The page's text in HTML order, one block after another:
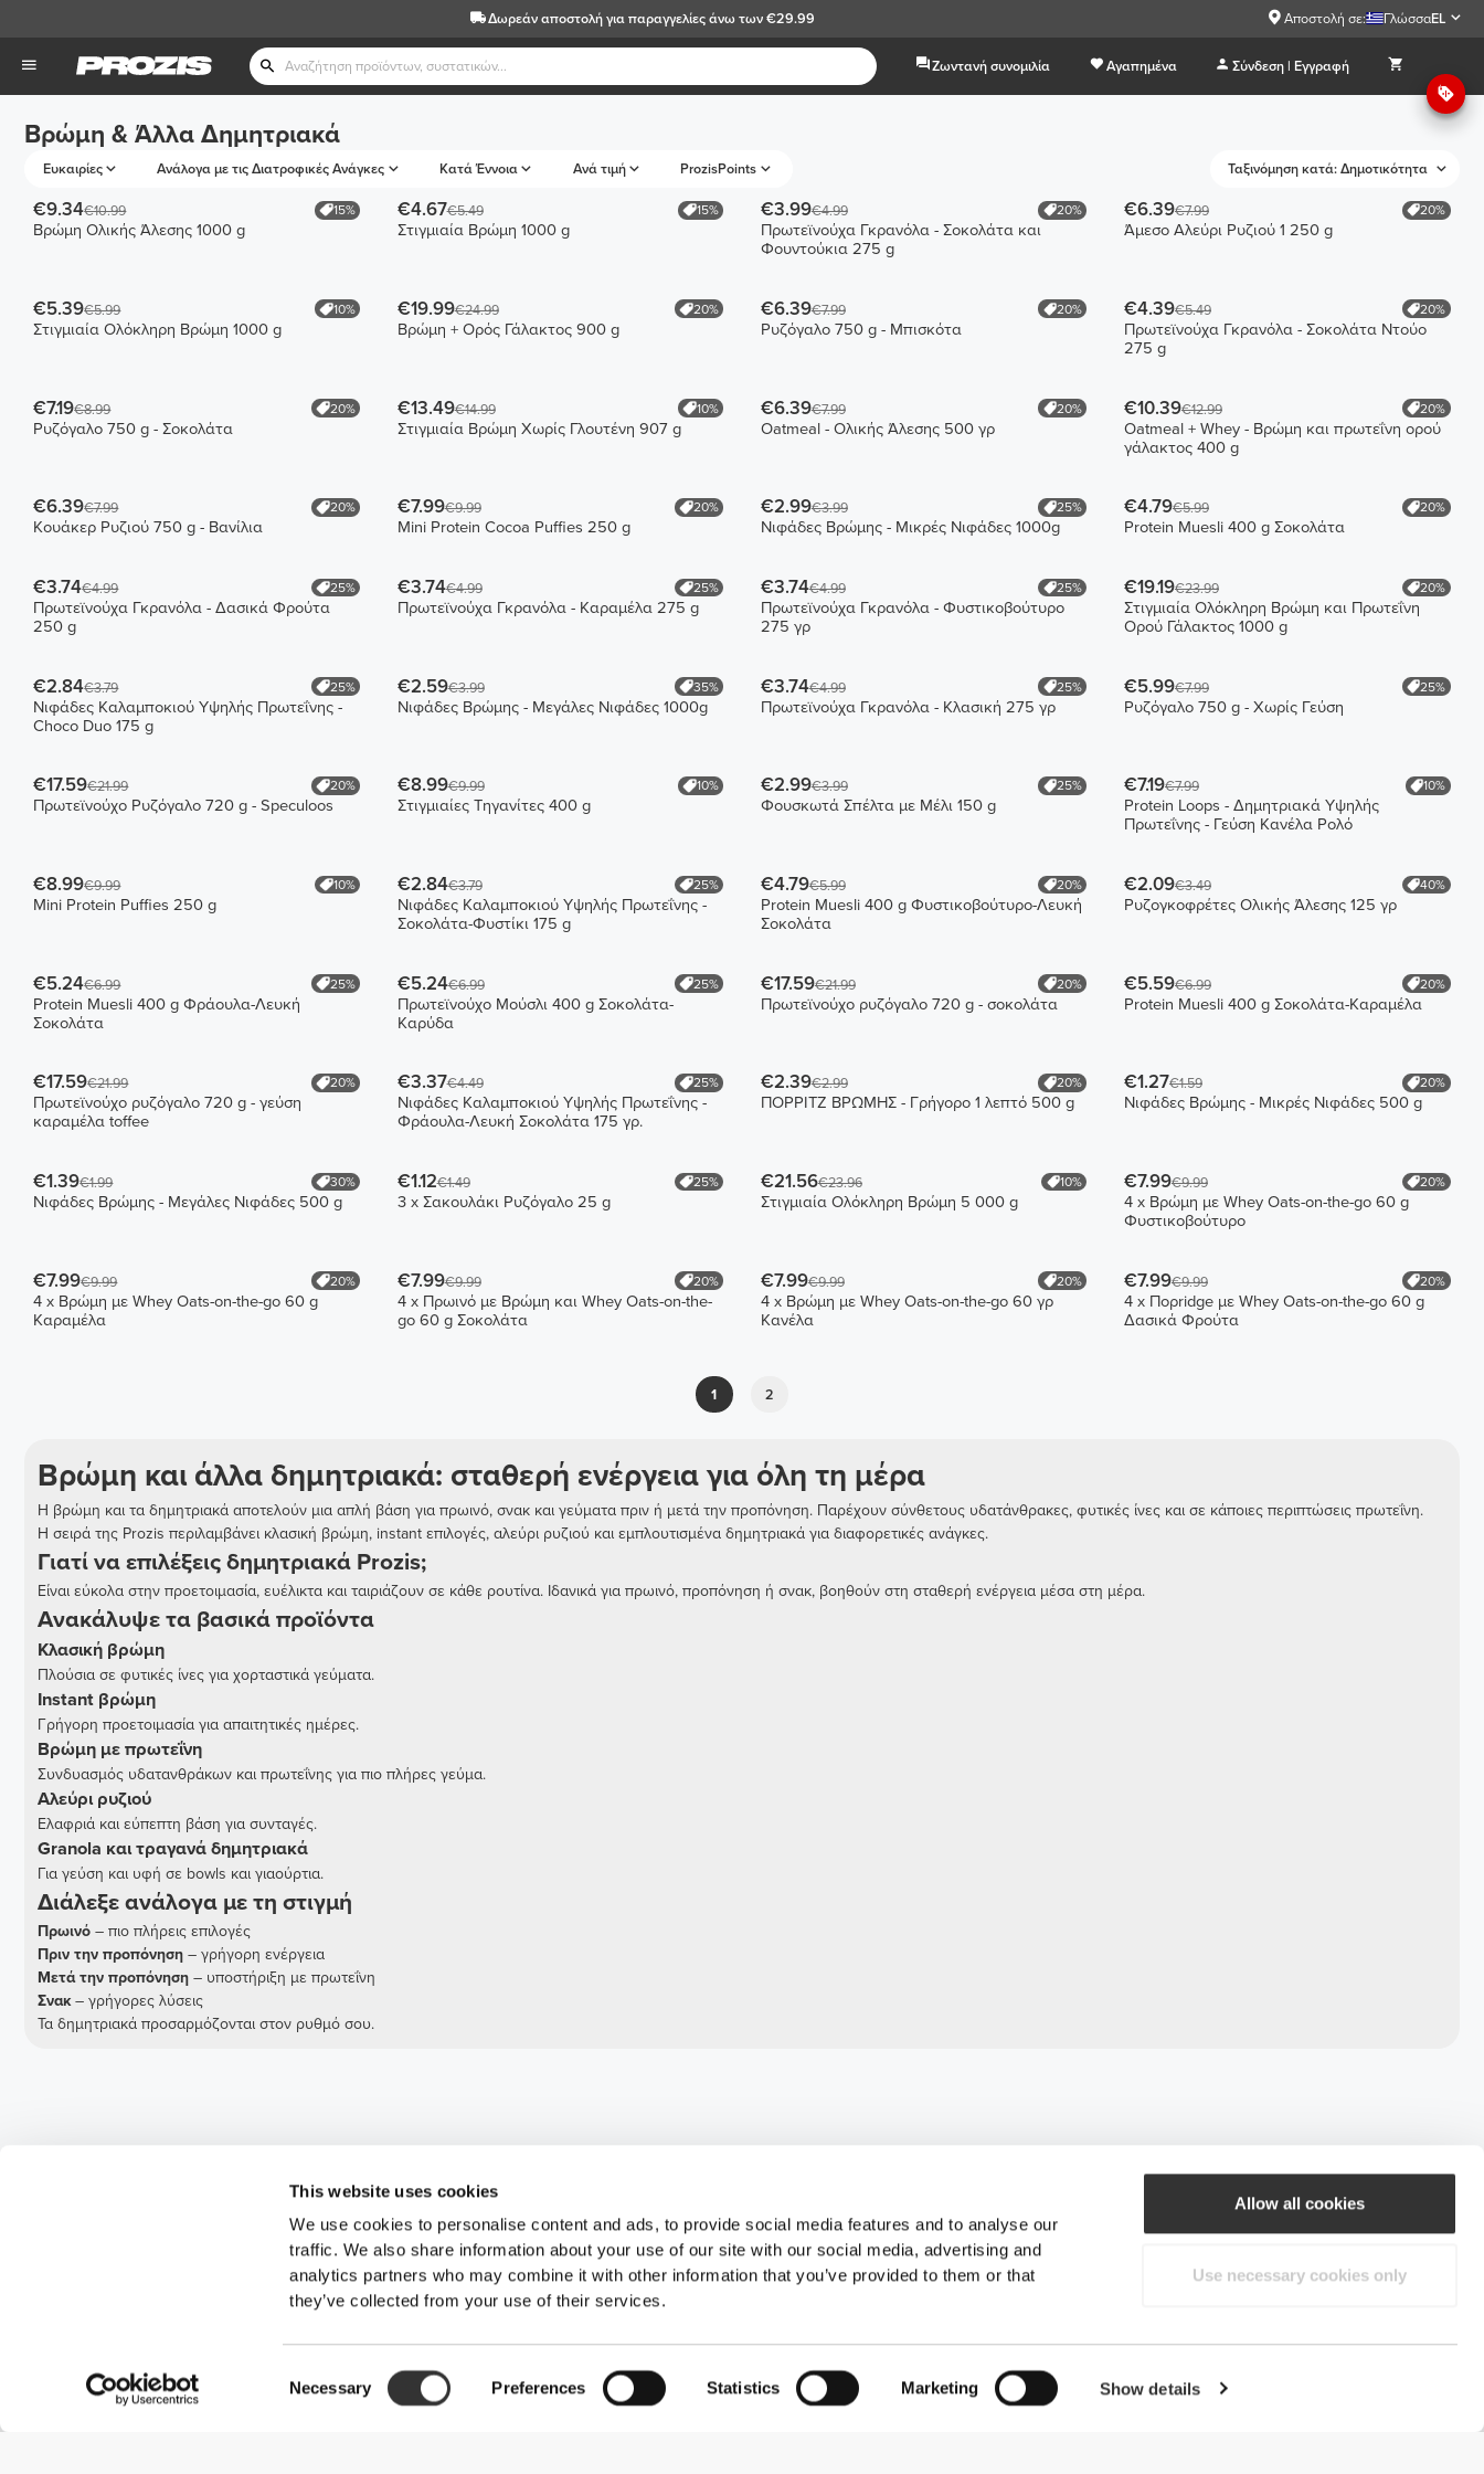
This website uses cookies
We use cookies to personalise content and ads, to provide social media features and to analyse our
traffic. We also share information about your use of our site with our social media, advertising and
analytics partners who may combine it with other information that you’ve provided to them or that
they’ve collected from your use of their services.
Selection
Necessary Preferences Statistics Marketing Show details
Allow all cookies
Use necessary cookies only
Δωρεάν αποστολήγια παραγγελίες άνω των €29.99 Αποστολή σε: ΓλώσσαEL
Ζωντανή συνομιλία Αγαπημένα Σύνδεση | Εγγραφή
Βρώμη & Άλλα Δημητριακά
Ευκαιρίες Ανάλογα με τις Διατροφικές Ανάγκες Κατά Έννοια Ανά τιμή ProzisPoints Ταξινόμηση κατά: Δημοτικότητα
€9.34€10.99 15%
Βρώμη Ολικής Άλεσης 1000 g
€4.67€5.49 15%
Στιγμιαία Βρώμη 1000 g
€3.99€4.99 20%
Πρωτεϊνούχα Γκρανόλα - Σοκολάτα και
Φουντούκια 275 g
€6.39€7.99 20%
Άμεσο Αλεύρι Ρυζιού 1 250 g
€5.39€5.99 10%
Στιγμιαία Ολόκληρη Βρώμη 1000 g
€19.99€24.99 20%
Βρώμη + Ορός Γάλακτος 900 g
€6.39€7.99 20%
Ρυζόγαλο 750 g - Μπισκότα
€4.39€5.49 20%
Πρωτεϊνούχα Γκρανόλα - Σοκολάτα Ντούο
275 g
€7.19€8.99 20%
Ρυζόγαλο 750 g - Σοκολάτα
€13.49€14.99 10%
Στιγμιαία Βρώμη Χωρίς Γλουτένη 907 g
€6.39€7.99 20%
Oatmeal - Ολικής Άλεσης 500 γρ
€10.39€12.99 20%
Oatmeal + Whey - Βρώμη και πρωτεΐνη ορού
γάλακτος 400 g
€6.39€7.99 20%
Κουάκερ Ρυζιού 750 g - Βανίλια
€7.99€9.99 20%
Mini Protein Cocoa Puffies 250 g
€2.99€3.99 25%
Νιφάδες Βρώμης - Μικρές Νιφάδες 1000g
€4.79€5.99 20%
Protein Muesli 400 g Σοκολάτα
€3.74€4.99 25%
Πρωτεϊνούχα Γκρανόλα - Δασικά Φρούτα
250 g
€3.74€4.99 25%
Πρωτεϊνούχα Γκρανόλα - Καραμέλα 275 g
€3.74€4.99 25%
Πρωτεϊνούχα Γκρανόλα - Φυστικοβούτυρο
275 γρ
€19.19€23.99 20%
Στιγμιαία Ολόκληρη Βρώμη και Πρωτεΐνη
Ορού Γάλακτος 1000 g
€2.84€3.79 25%
Νιφάδες Καλαμποκιού Υψηλής Πρωτεΐνης -
Choco Duo 175 g
€2.59€3.99 35%
Νιφάδες Βρώμης - Μεγάλες Νιφάδες 1000g
€3.74€4.99 25%
Πρωτεϊνούχα Γκρανόλα - Κλασική 275 γρ
€5.99€7.99 25%
Ρυζόγαλο 750 g - Χωρίς Γεύση
€17.59€21.99 20%
Πρωτεϊνούχο Ρυζόγαλο 720 g - Speculoos
€8.99€9.99 10%
Στιγμιαίες Τηγανίτες 400 g
€2.99€3.99 25%
Φουσκωτά Σπέλτα με Μέλι 150 g
€7.19€7.99 10%
Protein Loops - Δημητριακά Υψηλής
Πρωτεΐνης - Γεύση Κανέλα Ρολό
€8.99€9.99 10%
Mini Protein Puffies 250 g
€2.84€3.79 25%
Νιφάδες Καλαμποκιού Υψηλής Πρωτεΐνης -
Σοκολάτα-Φυστίκι 175 g
€4.79€5.99 20%
Protein Muesli 400 g Φυστικοβούτυρο-Λευκή
Σοκολάτα
€2.09€3.49 40%
Ρυζογκοφρέτες Ολικής Άλεσης 125 γρ
€5.24€6.99 25%
Protein Muesli 400 g Φράουλα-Λευκή
Σοκολάτα
€5.24€6.99 25%
Πρωτεϊνούχο Μούσλι 400 g Σοκολάτα-
Καρύδα
€17.59€21.99 20%
Πρωτεϊνούχο ρυζόγαλο 720 g - σοκολάτα
€5.59€6.99 20%
Protein Muesli 400 g Σοκολάτα-Καραμέλα
€17.59€21.99 20%
Πρωτεϊνούχο ρυζόγαλο 720 g - γεύση
καραμέλα toffee
€3.37€4.49 25%
Νιφάδες Καλαμποκιού Υψηλής Πρωτεΐνης -
Φράουλα-Λευκή Σοκολάτα 175 γρ.
€2.39€2.99 20%
ΠΟΡΡΙΤΖ ΒΡΩΜΗΣ - Γρήγορο 1 λεπτό 500 g
€1.27€1.59 20%
Νιφάδες Βρώμης - Μικρές Νιφάδες 500 g
€1.39€1.99 30%
Νιφάδες Βρώμης - Μεγάλες Νιφάδες 500 g
€1.12€1.49 25%
3 x Σακουλάκι Ρυζόγαλο 25 g
€21.56€23.96 10%
Στιγμιαία Ολόκληρη Βρώμη 5 000 g
€7.99€9.99 20%
4 x Βρώμη με Whey Oats-on-the-go 60 g
Φυστικοβούτυρο
€7.99€9.99 20%
4 x Βρώμη με Whey Oats-on-the-go 60 g
Καραμέλα
€7.99€9.99 20%
4 x Πρωινό με Βρώμη και Whey Oats-on-the-
go 60 g Σοκολάτα
€7.99€9.99 20%
4 x Βρώμη με Whey Oats-on-the-go 60 γρ
Κανέλα
€7.99€9.99 20%
4 x Πορridge με Whey Oats-on-the-go 60 g
Δασικά Φρούτα
1 2
Βρώμη και άλλα δημητριακά: σταθερή ενέργεια για όλη τη μέρα
Η βρώμη και τα δημητριακά αποτελούν μια απλή βάση για πρωινό, σνακ και γεύματα πριν ή μετά την προπόνηση. Παρέχουν σύνθετους υδατάνθρακες, φυτικές ίνες και σε κάποιες περιπτώσεις πρωτεΐνη.
Η σειρά της Prozis περιλαμβάνει κλασική βρώμη, instant επιλογές, αλεύρι ρυζιού και εμπλουτισμένα δημητριακά για διαφορετικές ανάγκες.
Γιατί να επιλέξεις δημητριακά Prozis;
Είναι εύκολα στην προετοιμασία, ευέλικτα και ταιριάζουν σε κάθε ρουτίνα. Ιδανικά για πρωινό, προπόνηση ή σνακ, βοηθούν στη σταθερή ενέργεια μέσα στη μέρα.
Ανακάλυψε τα βασικά προϊόντα
Κλασική βρώμη
Πλούσια σε φυτικές ίνες για χορταστικά γεύματα.
Instant βρώμη
Γρήγορη προετοιμασία για απαιτητικές ημέρες.
Βρώμη με πρωτεΐνη
Συνδυασμός υδατανθράκων και πρωτεΐνης για πιο πλήρες γεύμα.
Αλεύρι ρυζιού
Ελαφριά και εύπεπτη βάση για συνταγές.
Granola και τραγανά δημητριακά
Για γεύση και υφή σε bowls και γιαούρτια.
Διάλεξε ανάλογα με τη στιγμή
Πρωινό – πιο πλήρεις επιλογές
Πριν την προπόνηση – γρήγορη ενέργεια
Μετά την προπόνηση – υποστήριξη με πρωτεΐνη
Σνακ– γρήγορες λύσεις
Τα δημητριακά προσαρμόζονται στον ρυθμό σου.